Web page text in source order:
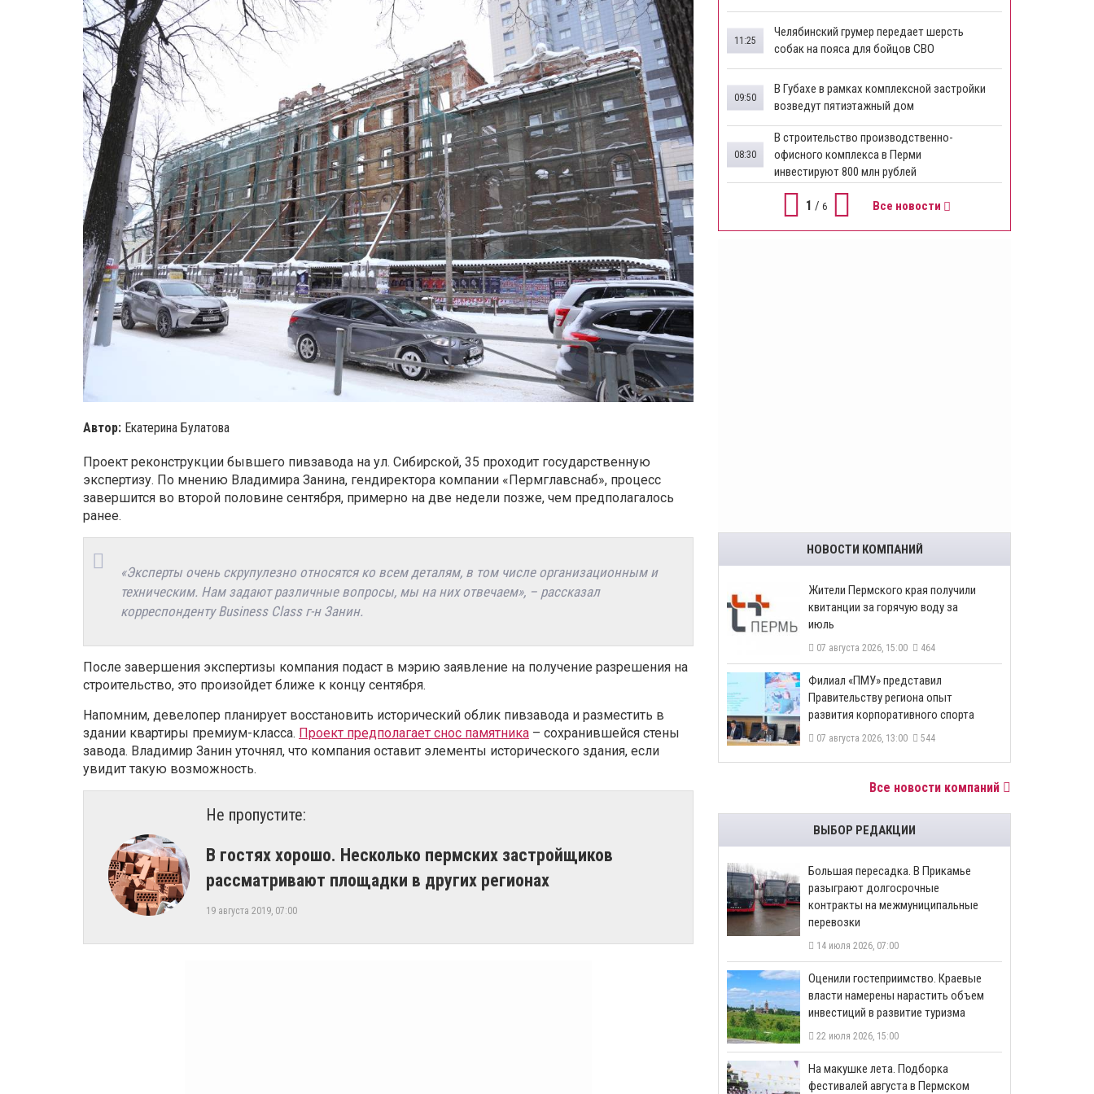
Автор: Екатерина Булатова
Проект реконструкции бывшего пивзавода на ул. Сибирской, 35 проходит государственную
экспертизу. По мнению Владимира Занина, гендиректора компании «Пермглавснаб», процесс
завершится во второй половине сентября, примерно на две недели позже, чем предполагалось
ранее.
«Эксперты очень скрупулезно относятся ко всем деталям, в том числе организационным и
техническим. Нам задают различные вопросы, мы на них отвечаем», – рассказал
корреспонденту Business Class г-н Занин.
После завершения экспертизы компания подаст в мэрию заявление на получение разрешения на
строительство, это произойдет ближе к концу сентября.
Напомним, девелопер планирует восстановить исторический облик пивзавода и разместить в
здании квартиры премиум-класса. Проект предполагает снос памятника – сохранившейся стены
завода. Владимир Занин уточнял, что компания оставит элементы исторического здания, если
увидит такую возможность.
Не пропустите:
В гостях хорошо. Несколько пермских застройщиков
рассматривают площадки в других регионах
19 августа 2019, 07:00
Челябинский грумер передает шерсть
собак на пояса для бойцов СВО
11:25
В Губахе в рамках комплексной застройки
возведут пятиэтажный дом
09:50
​В строительство производственно-
офисного комплекса в Перми
инвестируют 800 млн рублей
08:30
1 / 6 Все новости
НОВОСТИ КОМПАНИЙ
​Жители Пермского края получили
квитанции за горячую воду за
июль
07 августа 2026, 15:00 464
​Филиал «ПМУ» представил
Правительству региона опыт
развития корпоративного спорта
07 августа 2026, 13:00 544
Все новости компаний
ВЫБОР РЕДАКЦИИ
Большая пересадка. В Прикамье
разыграют долгосрочные
контракты на межмуниципальные
перевозки
14 июля 2026, 07:00
Оценили гостеприимство. Краевые
власти намерены нарастить объем
инвестиций в развитие туризма
22 июля 2026, 15:00
На макушке лета. Подборка
фестивалей августа в Пермском